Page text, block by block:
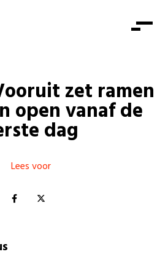
Zorg
kansen
Pensioenen
mensen
Doe mee
Doe mee
Word lid
Mis niets
Shop
Doe mee
zet ramen
open vanaf de
dag
Lees voor